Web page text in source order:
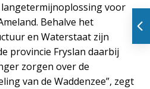
voor
Behalve het
en Waterstaat zijn
provincie Fryslan daarbij
zorgen over de
van de Waddenzee”, zegt